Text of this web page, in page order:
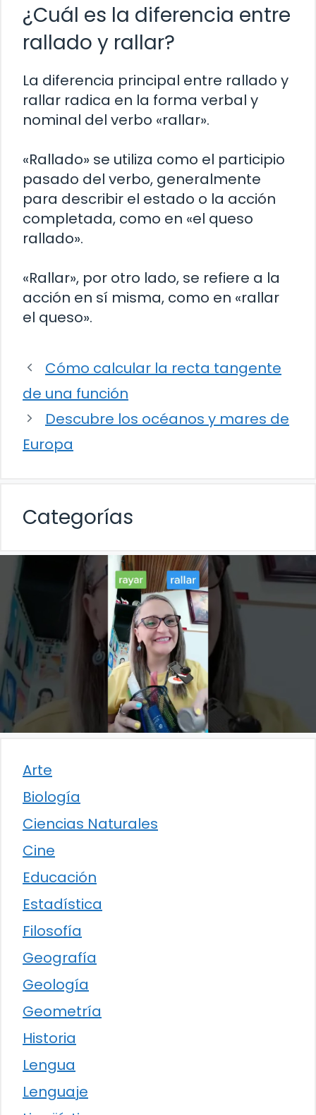
¿Cuál es la diferencia entre
rallado y rallar?
La diferencia principal entre rallado y
rallar radica en la forma verbal y
nominal del verbo «rallar».
«Rallado» se utiliza como el participio
pasado del verbo, generalmente
para describir el estado o la acción
completada, como en «el queso
rallado».
«Rallar», por otro lado, se refiere a la
acción en sí misma, como en «rallar
el queso».
Cómo calcular la recta tangente
de una función
Descubre los océanos y mares de
Europa
Categorías
Arte
Biología
Ciencias Naturales
Cine
Educación
Estadística
Filosofía
Geografía
Geología
Geometría
Historia
Lengua
Lenguaje